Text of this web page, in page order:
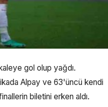
gol olup yağdı.
Alpay ve 63'üncü kendi
biletini erken aldı.